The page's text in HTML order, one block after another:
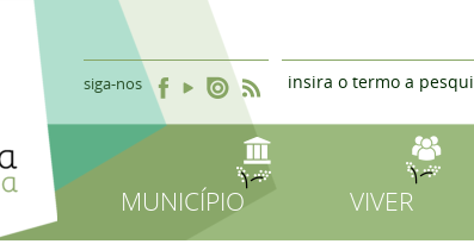
siga-nos
MUNICÍPIO VIVER